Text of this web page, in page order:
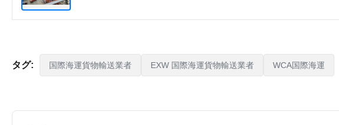
タグ: 国際海運貨物輸送業者 EXW 国際海運貨物輸送業者 WCA国際海運